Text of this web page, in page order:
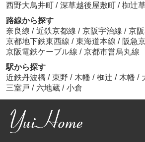
西野大鳥井町 / 深草越後屋敷町 / 椥辻
路線から探す
奈良線 / 近鉄京都線 / 京阪宇治線 / 京
京都地下鉄東西線 / 東海道本線 / 阪急
京阪電鉄ケーブル線 / 京都市営烏丸線
駅から探す
近鉄丹波橋 / 東野 / 木幡 / 椥辻 / 木幡 /
三室戸 / 六地蔵 / 小倉